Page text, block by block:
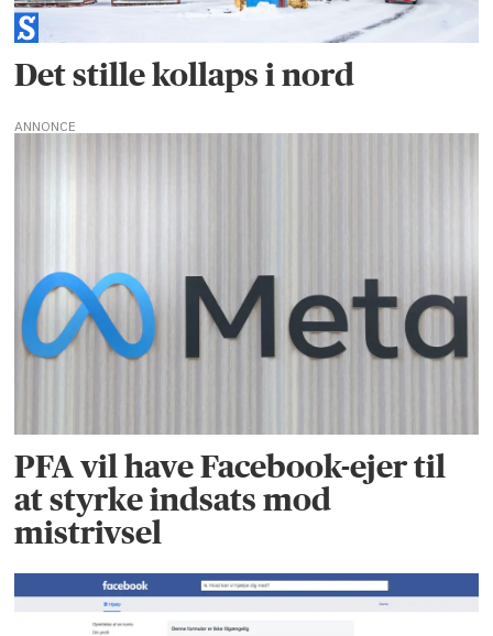
Det stille kollaps i nord
ANNONCE
PFA vil have Facebook-ejer til
at styrke indsats mod
mistrivsel